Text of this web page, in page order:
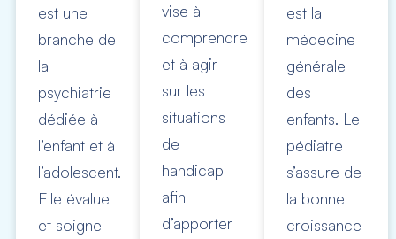
est une
branche de
la
psychiatrie
dédiée à
l’enfant et à
l’adolescent.
Elle évalue
et soigne
vise à
comprendre
et à agir
sur les
situations
de
handicap
afin
d’apporter
est la
médecine
générale
des
enfants. Le
pédiatre
s’assure de
la bonne
croissance